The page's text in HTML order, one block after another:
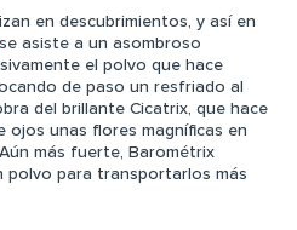
en descubrimientos, y así en
se asiste a un asombroso
el polvo que hace
de paso un resfriado al
del brillante Cicatrix, que hace
ojos unas flores magníficas en
más fuerte, Barométrix
polvo para transportarlos más